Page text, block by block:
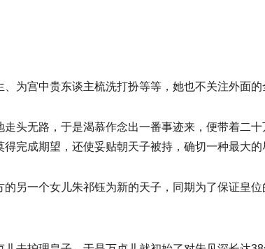
为宫中贵东谈主梳洗打扮等等，她也不关注外面
头无路，于是渴慕作念出一番事迹来，便带着二
完成期望，还使妥贴朝天子被持，确切一种最大的
另一个女儿朱祁钰为新的天子，同期为了保证皇